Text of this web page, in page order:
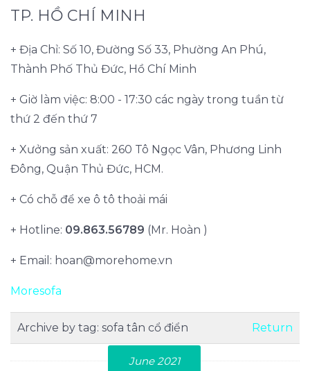
TP. HỒ CHÍ MINH
+ Địa Chỉ: Số 10, Đường Số 33, Phường An Phú,
Thành Phố Thủ Đức, Hồ Chí Minh
+ Giờ làm việc: 8:00 - 17:30 các ngày trong tuần từ
thứ 2 đến thứ 7
+ Xưởng sản xuất: 260 Tô Ngọc Vân, Phương Linh
Đông, Quận Thủ Đức, HCM.
+ Có chỗ để xe ô tô thoải mái
+ Hotline: 09.863.56789 (Mr. Hoàn )
+ Email: hoan@morehome.vn
Moresofa
Archive by tag: sofa tân cổ điển Return
June 2021